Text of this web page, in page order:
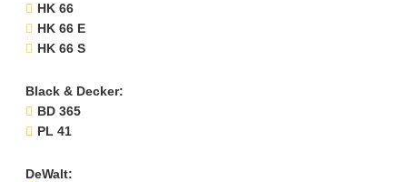
HK 66
HK 66 E
HK 66 S
Black & Decker:
BD 365
PL 41
DeWalt: